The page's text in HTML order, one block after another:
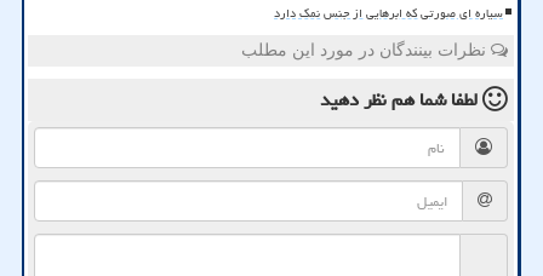
سیاره ای صورتی که ابرهایی از جنس نمک دارد
نظرات بینندگان در مورد این مطلب
لطفا شما همنظر دهید